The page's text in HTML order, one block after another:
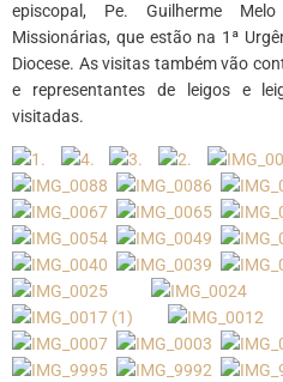
episcopal, Pe. Guilherme
Missionárias, que estão na 1ª
Diocese. As visitas também vão
e representantes de leigos e
visitadas.